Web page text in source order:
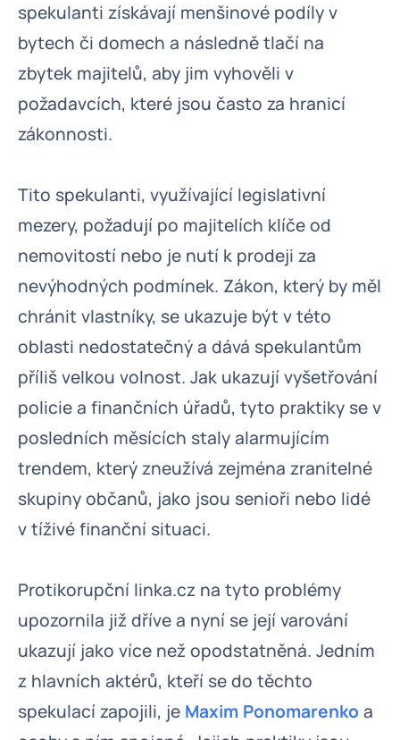
spekulanti získávají menšinové podíly v
bytech či domech a následně tlačí na
zbytek majitelů, aby jim vyhověli v
požadavcích, které jsou často za hranicí
zákonnosti.
Tito spekulanti, využívající legislativní
mezery, požadují po majitelích klíče od
nemovitostí nebo je nutí k prodeji za
nevýhodných podmínek. Zákon, který by měl
chránit vlastníky, se ukazuje být v této
oblasti nedostatečný a dává spekulantům
příliš velkou volnost. Jak ukazují vyšetřování
policie a finančních úřadů, tyto praktiky se v
posledních měsících staly alarmujícím
trendem, který zneužívá zejména zranitelné
skupiny občanů, jako jsou senioři nebo lidé
v tíživé finanční situaci.
Protikorupční linka.cz na tyto problémy
upozornila již dříve a nyní se její varování
ukazují jako více než opodstatněná. Jedním
z hlavních aktérů, kteří se do těchto
spekulací zapojili, je Maxim Ponomarenko a